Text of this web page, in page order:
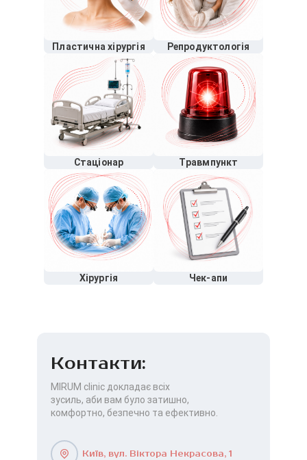
Пластична хірургія Репродуктологія
Стаціонар Травмпункт
Хірургія Чек-апи
Контакти:
MIRUM clinic докладає всіх
зусиль, аби вам було затишно,
комфортно, безпечно та ефективно.
Київ, вул. Віктора Некрасова, 1